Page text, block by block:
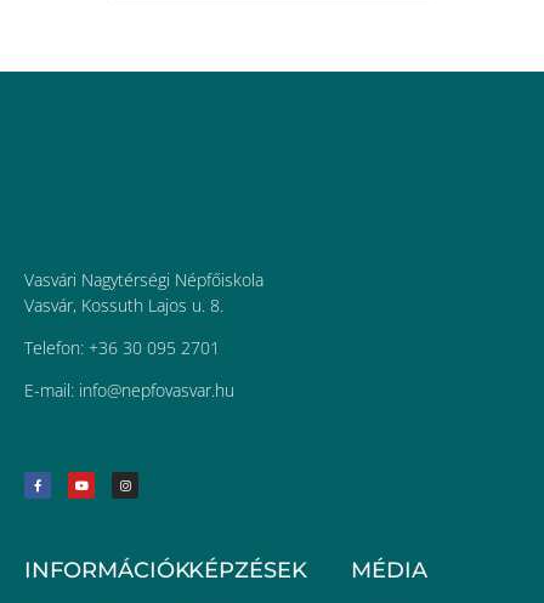
Vasvári Nagytérségi Népfőiskola
Vasvár, Kossuth Lajos u. 8.
Telefon: +36 30 095 2701
E-mail: uh.ravsavofpen@ofni
INFORMÁCIÓKKÉPZÉSEK MÉDIA